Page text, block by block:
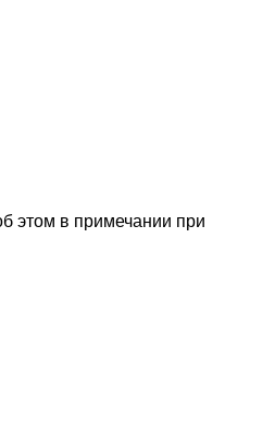
этом в примечании при